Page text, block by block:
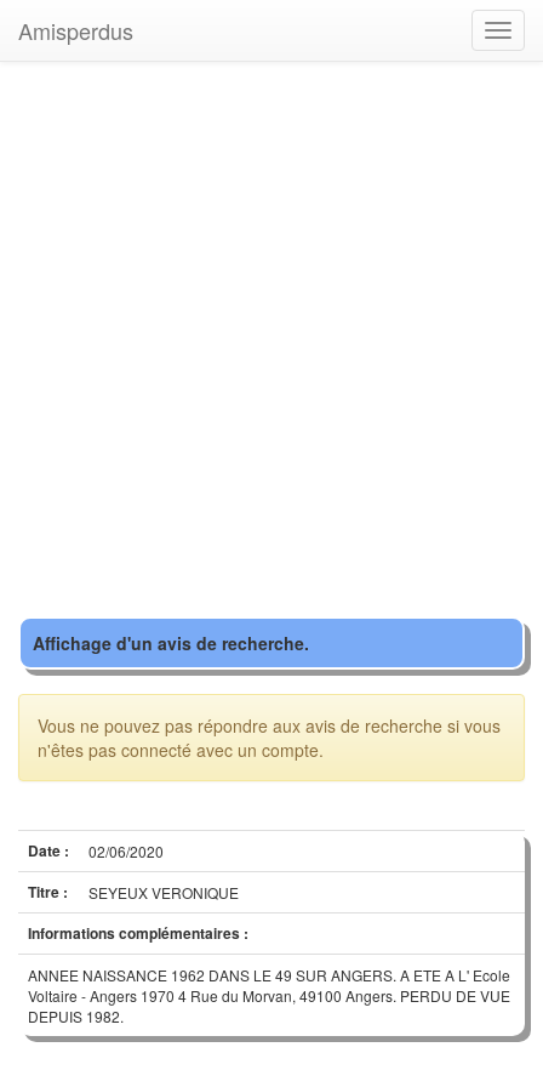
Amisperdus
Affichage d'un avis de recherche.
Vous ne pouvez pas répondre aux avis de recherche si vous
n'êtes pas connecté avec un compte.
Date : 02/06/2020
Titre : SEYEUX VERONIQUE
Informations complémentaires :
ANNEE NAISSANCE 1962 DANS LE 49 SUR ANGERS. A ETE A L' Ecole
Voltaire - Angers 1970 4 Rue du Morvan, 49100 Angers. PERDU DE VUE
DEPUIS 1982.